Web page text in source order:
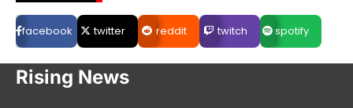
facebook twitter reddit twitch spotify
Rising News